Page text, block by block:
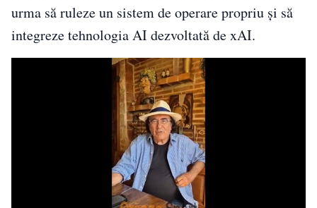
urma să ruleze un sistem de operare propriu și să
integreze tehnologia AI dezvoltată de xAI.